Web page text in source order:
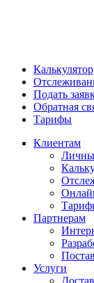
Калькулятор
Подать
Обратная
Тарифы
Клиентам
Партнерам
Услуги